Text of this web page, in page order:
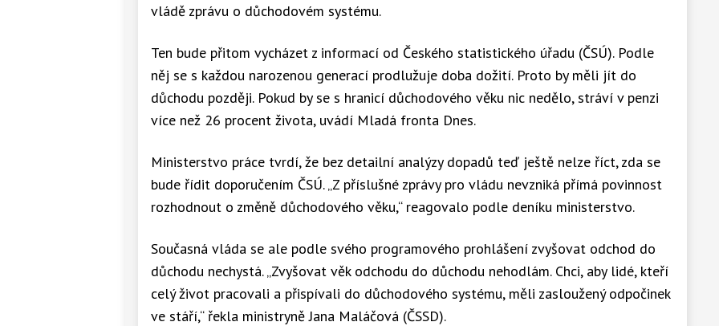
vládě zprávu o důchodovém systému.
Ten bude přitom vycházet z informací od Českého statistického úřadu (ČSÚ). Podle
něj se s každou narozenou generací prodlužuje doba dožití. Proto by měli jít do
důchodu později. Pokud by se s hranicí důchodového věku nic nedělo, stráví v penzi
více než 26 procent života, uvádí Mladá fronta Dnes.
Ministerstvo práce tvrdí, že bez detailní analýzy dopadů teď ještě nelze říct, zda se
bude řídit doporučením ČSÚ. „Z příslušné zprávy pro vládu nevzniká přímá povinnost
rozhodnout o změně důchodového věku,“ reagovalo podle deníku ministerstvo.
Současná vláda se ale podle svého programového prohlášení zvyšovat odchod do
důchodu nechystá. „Zvyšovat věk odchodu do důchodu nehodlám. Chci, aby lidé, kteří
celý život pracovali a přispívali do důchodového systému, měli zasloužený odpočinek
ve stáří,“ řekla ministryně Jana Maláčová (ČSSD).